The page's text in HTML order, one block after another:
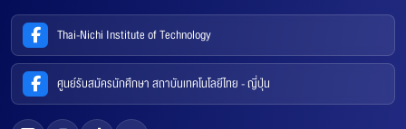
Thai-Nichi Institute of Technology
ศูนย์รับสมัครนักศึกษา สถาบันเทคโนโลยีไทย - ญี่ปุ่น